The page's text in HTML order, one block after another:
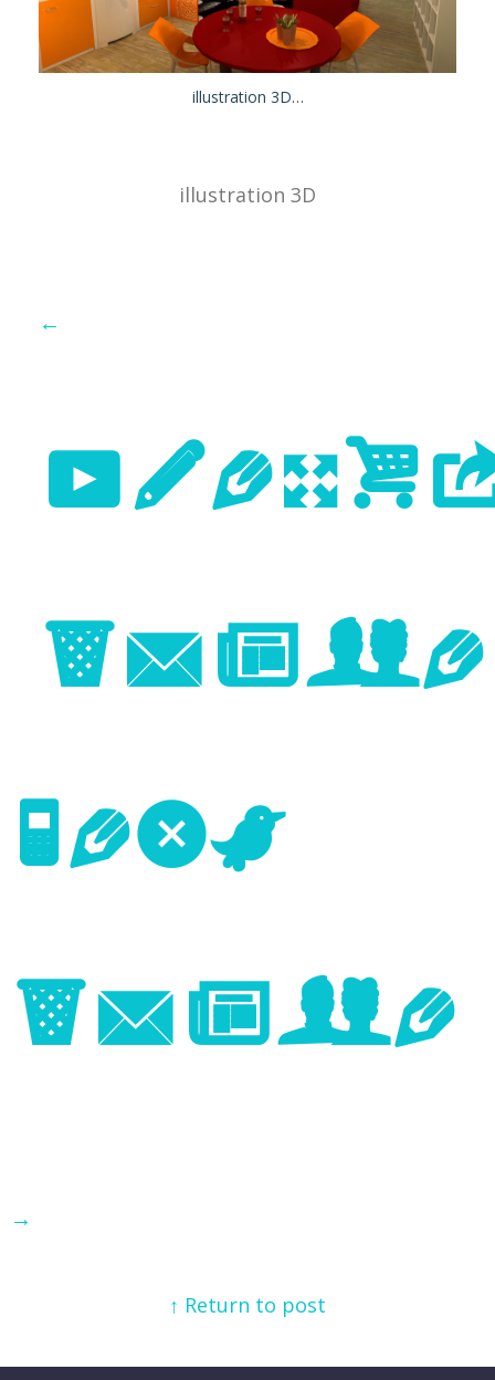
illustration 3D…
illustration 3D
←
Image
Next
Image
→
↑ Return to post